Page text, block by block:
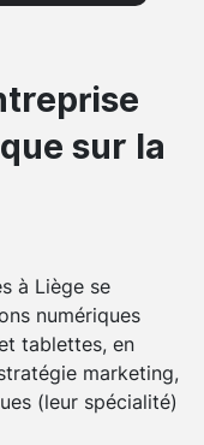
sur la
à Liège se
numériques
tablettes, en
marketing,
(leur spécialité)